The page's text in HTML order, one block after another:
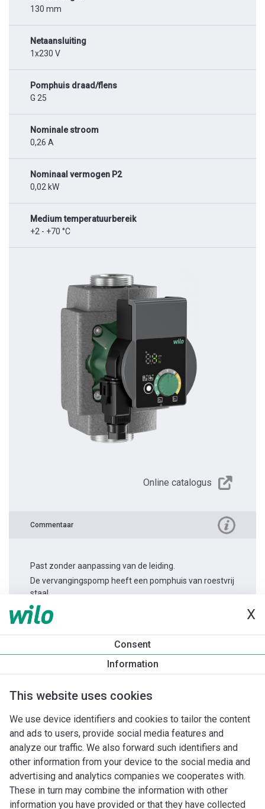
X
Consent
Information
This website uses cookies
We use device identifiers and cookies to tailor the content
and ads to users, provide social media features and
analyze our traffic. We also forward such identifiers and
other information from your device to the social media and
advertising and analytics companies we cooperates with.
These in turn may combine the information with other
information you have provided or that they have collected
130 mm
Netaansluiting
1x230 V
Pomphuis draad/flens
G 25
Nominale stroom
0,26 A
Nominaal vermogen P2
0,02 kW
Medium temperatuurbereik
+2 - +70 °C
Online catalogus
Commentaar
Past zonder aanpassing van de leiding.
De vervangingspomp heeft een pomphuis van roestvrij
staal.
Productinformatie
Yonos PICO-Z 15/0,5-4 -130